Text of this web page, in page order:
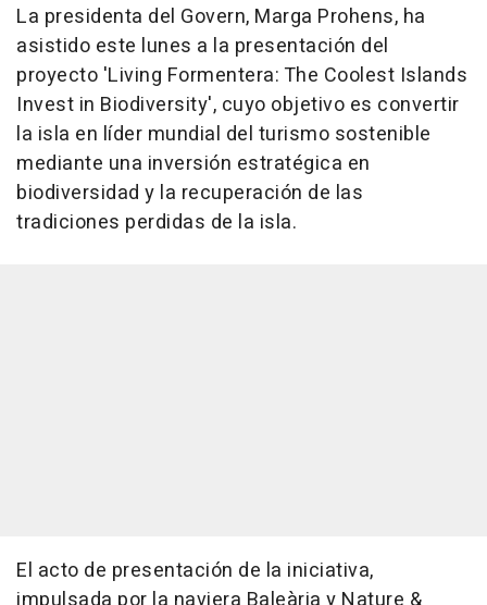
La presidenta del Govern, Marga Prohens, ha
asistido este lunes a la presentación del
proyecto 'Living Formentera: The Coolest Islands
Invest in Biodiversity', cuyo objetivo es convertir
la isla en líder mundial del turismo sostenible
mediante una inversión estratégica en
biodiversidad y la recuperación de las
tradiciones perdidas de la isla.
El acto de presentación de la iniciativa,